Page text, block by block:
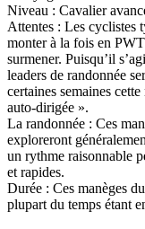
Niveau : Cavalier
Attentes : Les cyclistes
monter à la fois en
surmener. Puisqu’il
leaders de randonnée
certaines semaines
auto-dirigée ».
La randonnée : Ces
exploreront
un rythme raisonnable
et rapides.
Durée : Ces manèges
plupart du temps étant